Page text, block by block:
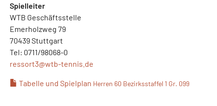
Spielleiter
WTB Geschäftsstelle
Emerholzweg 79
70439 Stuttgart
Tel: 0711/98068-0
ressort3@wtb-tennis.de
Tabelle und Spielplan Herren 60 Bezirksstaffel 1 Gr. 099